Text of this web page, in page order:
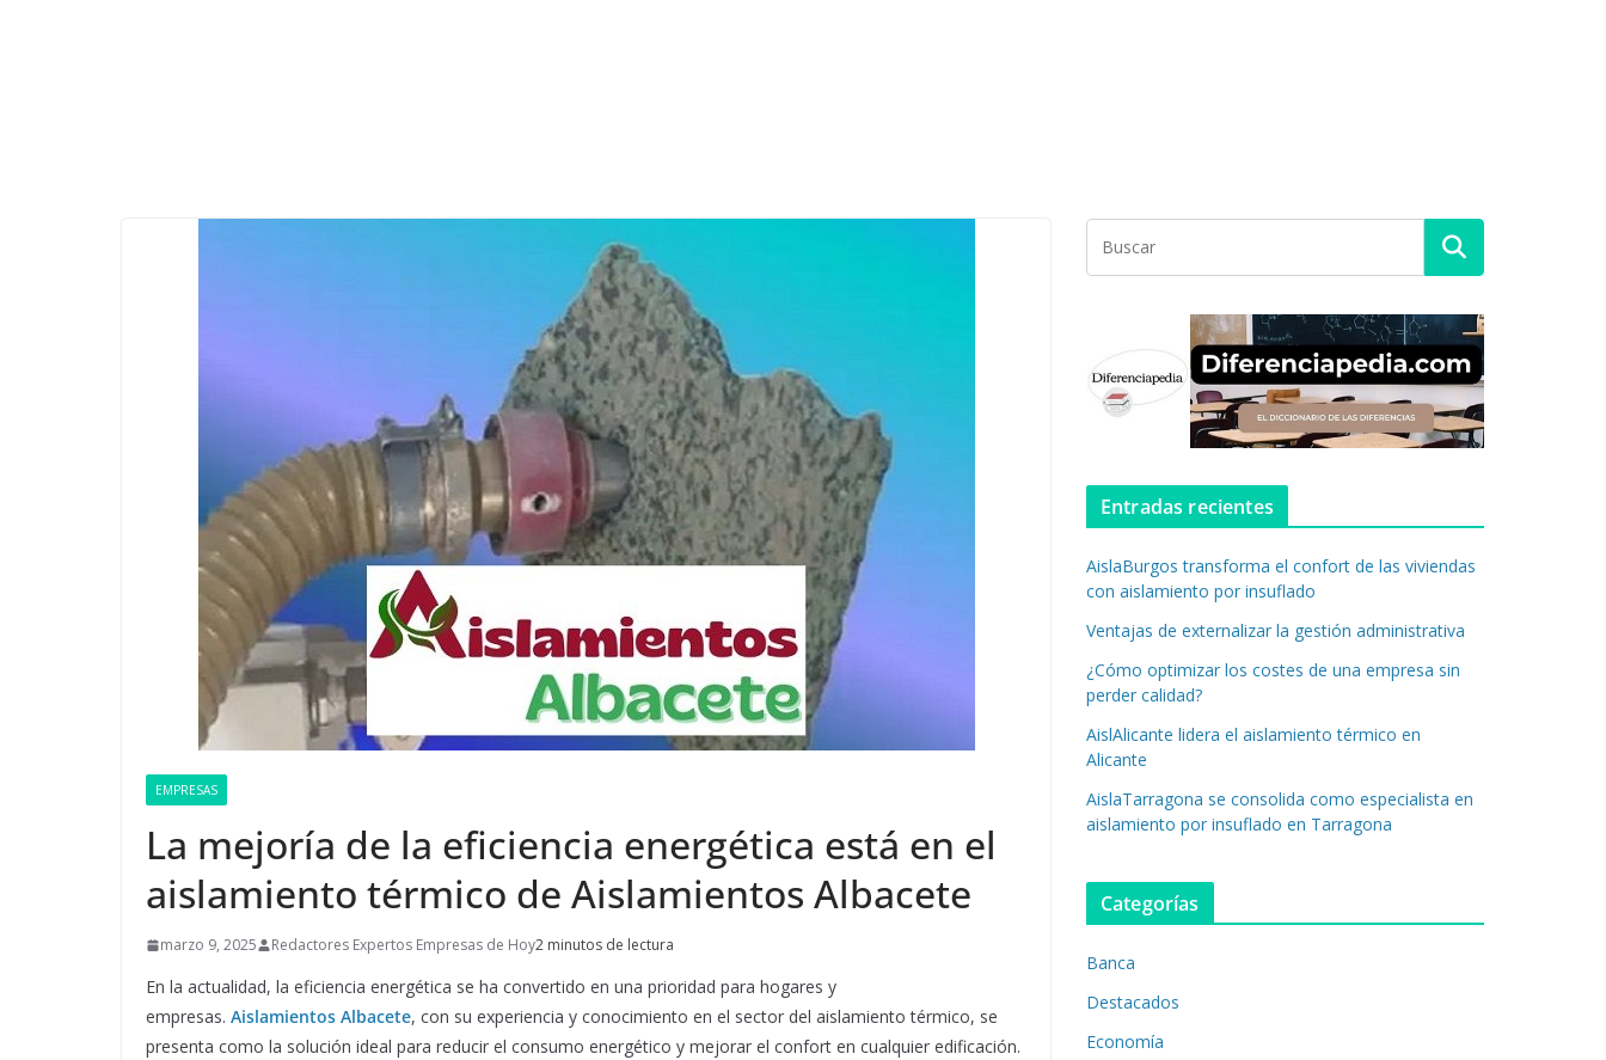
EMPRESAS
La mejoría de la eficiencia energética está en el
aislamiento térmico de Aislamientos Albacete
marzo 9, 2025 Redactores Expertos Empresas de Hoy2 minutos de lectura
En la actualidad, la eficiencia energética se ha convertido en una prioridad para hogares y
empresas. Aislamientos Albacete, con su experiencia y conocimiento en el sector del aislamiento térmico, se
presenta como la solución ideal para reducir el consumo energético y mejorar el confort en cualquier edificación.
Entradas recientes
AislaBurgos transforma el confort de las viviendas
con aislamiento por insuflado
Ventajas de externalizar la gestión administrativa
¿Cómo optimizar los costes de una empresa sin
perder calidad?
AislAlicante lidera el aislamiento térmico en
Alicante
AislaTarragona se consolida como especialista en
aislamiento por insuflado en Tarragona
Categorías
Banca
Destacados
Economía